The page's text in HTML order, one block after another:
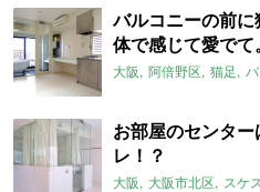
バルコニーの前に
体で感じて愛でて。
大阪 阿倍野区 猫足
お部屋のセンタ
レ！？
大阪 大阪市北区 スケ